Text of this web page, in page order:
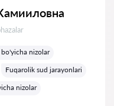
nizolar
Fuqarolik sud jarayonlari
nizolar